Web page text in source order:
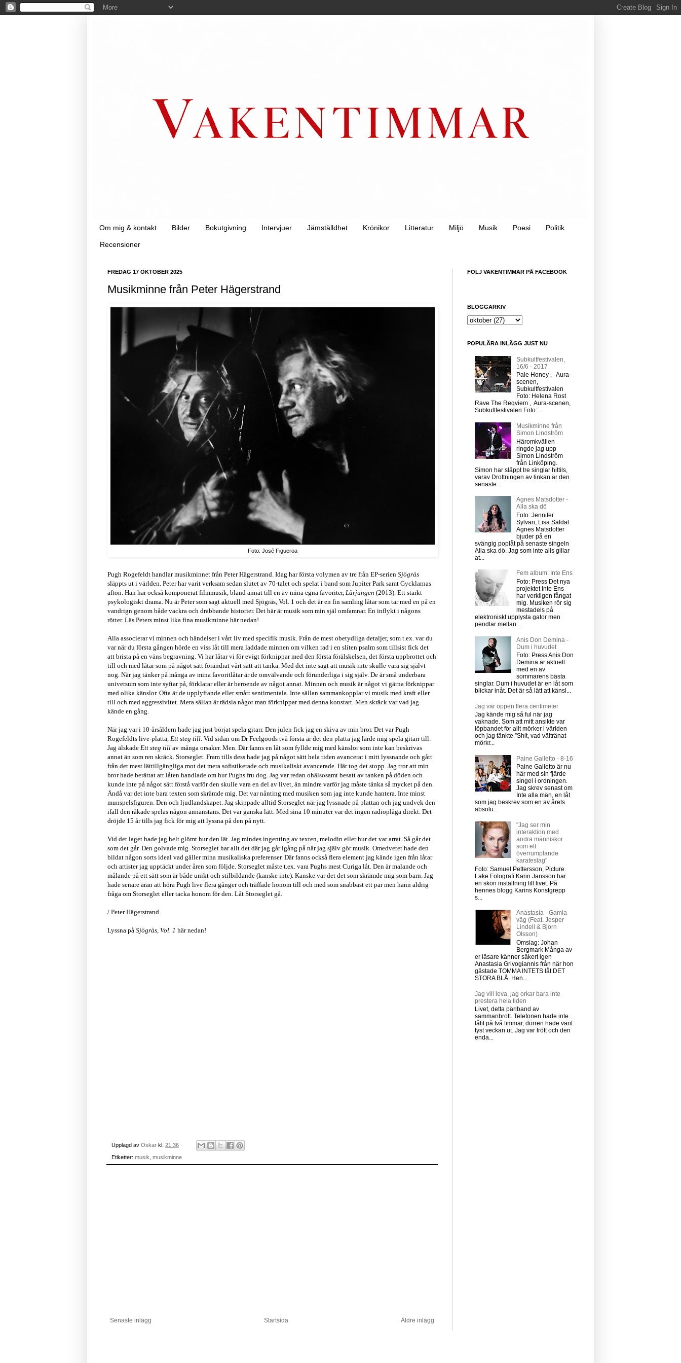
Om mig & kontakt Bilder Bokutgivning Intervjuer Jämställdhet Krönikor Litteratur Miljö Musik Poesi Politik
Recensioner
FREDAG 17 OKTOBER 2025
Musikminne från Peter Hägerstrand
Foto: José Figueroa
Pugh Rogefeldt handlar musikminnet från Peter Hägerstrand. Idag har första volymen av tre från EP-serien Sjögräs
släppts ut i världen. Peter har varit verksam sedan slutet av 70-talet och spelat i band som Jupiter Park samt Gycklarnas
afton. Han har också komponerat filmmusik, bland annat till en av mina egna favoriter, Lärjungen (2013). Ett starkt
psykologiskt drama. Nu är Peter som sagt aktuell med Sjögräs, Vol. 1 och det är en fin samling låtar som tar med en på en
vandrign genom både vackra och drabbande historier. Det här är musik som min själ omfamnar. En inflykt i någons
rötter. Läs Peters minst lika fina musikminne här nedan!
Alla associerar vi minnen och händelser i vårt liv med specifik musik. Från de mest obetydliga detaljer, som t.ex. var du
var när du första gången hörde en viss låt till mera laddade minnen om vilken rad i en sliten psalm som tillsist fick det
att brista på en väns begravning. Vi har låtar vi för evigt förknippar med den första förälskelsen, det första uppbrottet och
till och med låtar som på något sätt förändrat vårt sätt att tänka. Med det inte sagt att musik inte skulle vara sig självt
nog. När jag tänker på många av mina favoritlåtar är de omvälvande och förunderliga i sig själv. De är små underbara
universum som inte syftar på, förklarar eller är beroende av något annat. Minnen och musik är något vi gärna förknippar
med olika känslor. Ofta är de upplyftande eller smått sentimentala. Inte sällan sammankopplar vi musik med kraft eller
till och med aggressivitet. Mera sällan är rädsla något man förknippar med denna konstart. Men skräck var vad jag
kände en gång.
När jag var i 10-årsåldern hade jag just börjat spela gitarr. Den julen fick jag en skiva av min bror. Det var Pugh
Rogefeldts live-platta, Ett steg till . Vid sidan om Dr Feelgoods två första är det den platta jag lärde mig spela gitarr till.
Jag älskade Ett steg till av många orsaker. Men. Där fanns en låt som fyllde mig med känslor som inte kan beskrivas
annat än som ren skräck. Storseglet. Fram tills dess hade jag på något sätt hela tiden avancerat i mitt lyssnande och gått
från det mest lättillgängliga mot det mera sofistikerade och musikaliskt avancerade. Här tog det stopp. Jag tror att min
bror hade berättat att låten handlade om hur Pughs fru dog. Jag var redan ohälsosamt besatt av tanken på döden och
kunde inte på något sätt förstå varför den skulle vara en del av livet, än mindre varför jag måste tänka så mycket på den.
Ändå var det inte bara texten som skrämde mig. Det var nånting med musiken som jag inte kunde hantera. Inte minst
munspelsfiguren. Den och ljudlandskapet. Jag skippade alltid Storseglet när jag lyssnade på plattan och jag undvek den
ifall den råkade spelas någon annanstans. Det var ganska lätt. Med sina 10 minuter var det ingen radioplåga direkt. Det
dröjde 15 år tills jag fick för mig att lyssna på den på nytt.
Vid det laget hade jag helt glömt hur den lät. Jag mindes ingenting av texten, melodin eller hur det var arrat. Så går det
som det går. Den golvade mig. Storseglet har allt det där jag går igång på när jag själv gör musik. Omedvetet hade den
bildat någon sorts ideal vad gäller mina musikaliska preferenser. Där fanns också flera element jag kände igen från låtar
och artister jag upptäckt under åren som följde. Storseglet måste t.ex. vara Pughs mest Curiga låt. Den är malande och
målande på ett sätt som är både unikt och stilbildande (kanske inte). Kanske var det det som skrämde mig som barn. Jag
hade senare äran att höra Pugh live flera gånger och träffade honom till och med som snabbast ett par men hann aldrig
fråga om Storseglet eller tacka honom för den. Låt Storseglet gå.
/ Peter Hägerstrand
Lyssna på Sjögräs, Vol. 1 här nedan!
Upplagd av Oskar kl. 21:36
Etiketter: musik musikminne
Senaste inlägg Äldre inlägg
Startsida
FÖLJ VAKENTIMMAR PÅ FACEBOOK
BLOGGARKIV
POPULÄRA INLÄGG JUST NU
Subkultfestivalen,
16/6 - 2017
Pale Honey , Aura-
scenen,
Subkultfestivalen
Foto: Helena Rost
Rave The Reqviem , Aura-scenen,
Subkultfestivalen Foto: ...
Musikminne från
Simon Lindström
Häromkvällen
ringde jag upp
Simon Lindström
från Linköping.
Simon har släppt tre singlar hittils,
varav Drottningen av linkan är den
senaste...
Agnes Matsdotter -
Alla ska dö
Foto: Jennifer
Sylvan, Lisa Säfdal
Agnes Matsdotter
bjuder på en
svängig poplåt på senaste singeln
Alla ska dö. Jag som inte alls gillar
at...
Fem album: Inte Ens
Foto: Press Det nya
projektet Inte Ens
har verkligen fångat
mig. Musiken rör sig
mestadels på
elektroniskt upplysta gator men
pendlar mellan...
Anis Don Demina -
Dum i huvudet
Foto: Press Anis Don
Demina är aktuell
med en av
sommarens bästa
singlar. Dum i huvudet är en låt som
blickar inåt. Det är så lätt att känsl...
Jag var öppen flera centimeter
Jag kände mig så ful när jag
vaknade. Som att mitt ansikte var
löpbandet för allt mörker i världen
och jag tänkte ”Shit, vad vältränat
mörkr...
Paine Galletto - 8-16
Paine Galletto är nu
här med sin fjärde
singel i ordningen.
Jag skrev senast om
Inte alla män, en låt
som jag beskrev som en av årets
absolu...
"Jag ser min
interaktion med
andra människor
som ett
överrumplande
karateslag"
Foto: Samuel Pettersson, Picture
Lake Fotografi Karin Jansson har
en skön inställning till livet. På
hennes blogg Karins Konstgrepp
s...
Anastasía - Gamla
väg (Feat. Jesper
Lindell & Björn
Olsson)
Omslag: Johan
Bergmark Många av
er läsare känner säkert igen
Anastasia Grivogiannis från när hon
gästade TOMMA INTETS låt DET
STORA BLÅ. Hen...
Jag vill leva, jag orkar bara inte
prestera hela tiden
Livet, detta pärlband av
sammanbrott. Telefonen hade inte
låtit på två timmar, dörren hade varit
tyst veckan ut. Jag var trött och den
enda...